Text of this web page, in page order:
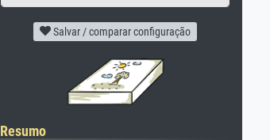
Salvar / comparar configuração
Resumo